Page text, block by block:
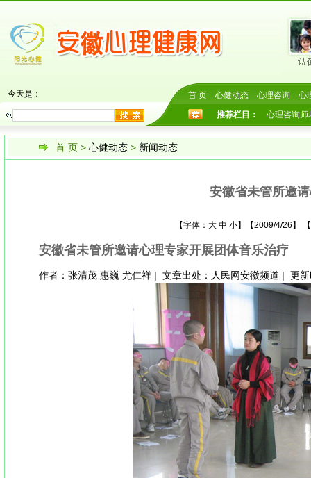
今天是： 首 页 心健动态 心理咨询
心
推荐栏目：
心理咨询师
首 页> 心健动态> 新闻动态
安徽省未管所邀
【字体： 大 中 小】【2009/4/26】
安徽省未管所邀请心理专家开展团体音乐治疗
作者：张清茂 惠巍 尤仁祥 | 文章出处：人民网安徽频道 | 更新